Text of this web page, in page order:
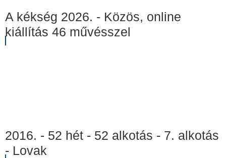
A kékség 2026. - Közös, online
kiállítás 46 művésszel
2016. - 52 hét - 52 alkotás - 7. alkotás
- Lovak